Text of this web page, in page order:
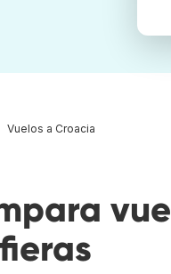
Vuelos a Croacia